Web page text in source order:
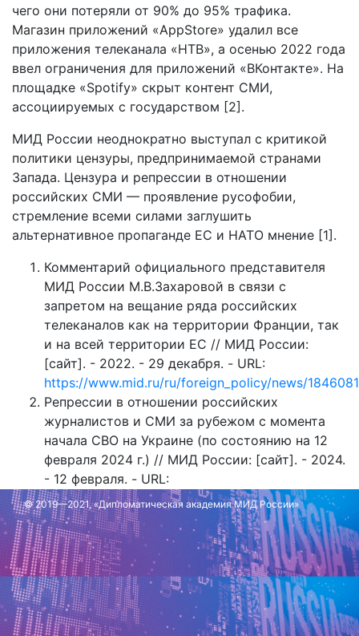
чего они потеряли от 90% до 95% трафика.
Магазин приложений «AppStore» удалил все
приложения телеканала «НТВ», а осенью 2022 года
ввел ограничения для приложений «ВКонтакте». На
площадке «Spotify» скрыт контент СМИ,
ассоциируемых с государством [2].
МИД России неоднократно выступал с критикой
политики цензуры, предпринимаемой странами
Запада. Цензура и репрессии в отношении
российских СМИ — проявление русофобии,
стремление всеми силами заглушить
альтернативное пропаганде ЕС и НАТО мнение [1].
Комментарий официального представителя
МИД России М.В.Захаровой в связи с
запретом на вещание ряда российских
телеканалов как на территории Франции, так
и на всей территории ЕС // МИД России:
[сайт]. - 2022. - 29 декабря. - URL:
https://www.mid.ru/ru/foreign_policy/news/
Репрессии в отношении российских
журналистов и СМИ за рубежом с момента
начала СВО на Украине (по состоянию на 12
февраля 2024 г.) // МИД России: [сайт]. - 2024.
- 12 февраля. - URL:
https://www.mid.ru/ru/foreign_policy/doklady/
Обновлено: 21 марта 2024 г.
© 2019—2021, «Дипломатическая академия МИД России»